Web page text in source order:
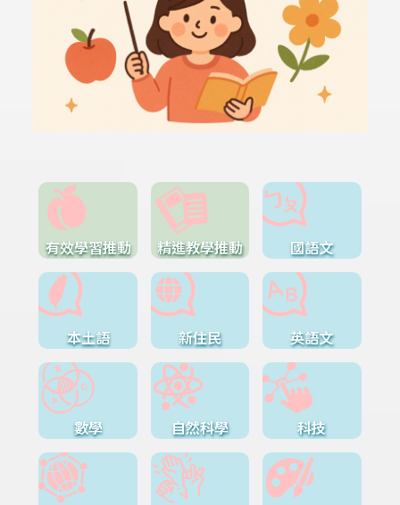
有效學習推動 精進教學推動 國語文
本土語 新住民 英語文
數學 自然科學 科技